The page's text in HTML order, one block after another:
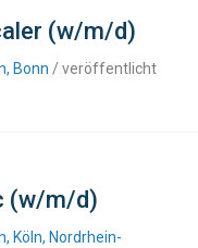
(w/m/d)
Bonn / veröffentlicht
(w/m/d)
Köln, Nordrhein-